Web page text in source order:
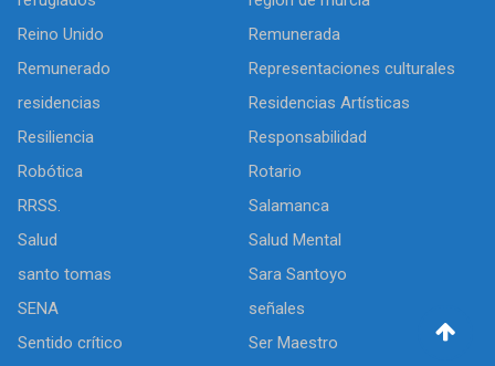
Reino Unido
Remunerada
Remunerado
Representaciones culturales
residencias
Residencias Artísticas
Resiliencia
Responsabilidad
Robótica
Rotario
RRSS.
Salamanca
Salud
Salud Mental
santo tomas
Sara Santoyo
SENA
señales
Sentido crítico
Ser Maestro